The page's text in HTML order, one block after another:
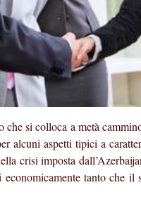
che si colloca a metà
alcuni aspetti tipici a
crisi imposta
tanto che il